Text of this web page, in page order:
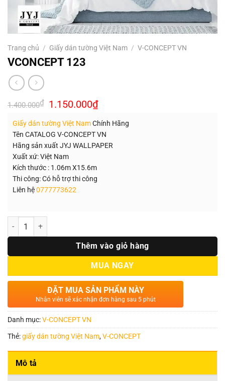
Trang chủ / Giấy dán tường Việt Nam / V-CONCEPT VN
VCONCEPT 123
1.400.000₫ Giá
gốc
1.400.000₫.
1.150.000₫Giá
hiện
là:
1.150.000₫.
Giấy dán tường Việt NamChính Hãng
Tên CATALOG V-CONCEPT VN
Hãng sản xuất JYJ WALLPAPER
Xuất xứ: Việt Nam
Kích thước : 1.06m X15.6m
Thi công: Có hỗ trợ thi công
Liên hệ0777773622
Số lượng
Thêm vào giỏ hàng
MUA NGAY
ĐẶT MUA SẢN PHẨM NÀY
Nhân viên sẽ xác nhận đơn hàng sau 5 phút
Danh mục:V-CONCEPT VN
Thẻ:giấy dán tường Việt Nam,V-CONCEPT
Mô tả